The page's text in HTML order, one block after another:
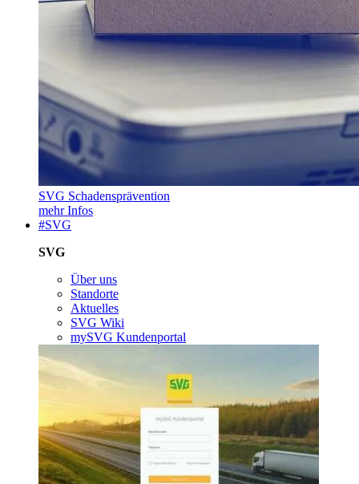
SVG Schadensprävention
mehr Infos
#SVG
SVG
Über uns
Standorte
Aktuelles
SVG Wiki
mySVG Kundenportal